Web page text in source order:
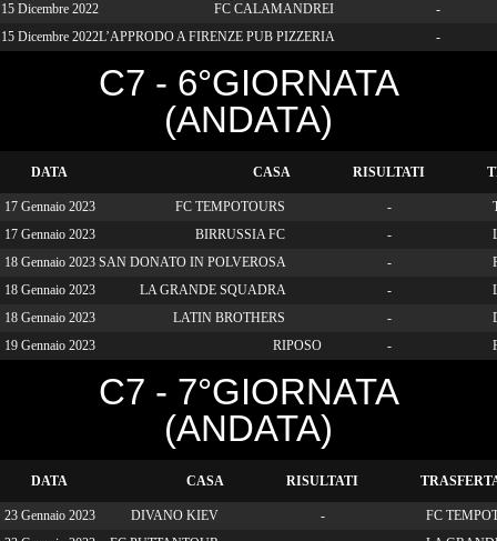
15 Dicembre 2022
FC CALAMANDREI
-
15 Dicembre 2022L’APPRODO A FIRENZE PUB PIZZERIA -
C7 - 6°GIORNATA
(ANDATA)
DATA CASA RISULTATI
17 Gennaio 2023 FC TEMPOTOURS -
17 Gennaio 2023
BIRRUSSIA FC -
18 Gennaio 2023 SAN DONATO IN POLVEROSA -
18 Gennaio 2023
LA GRANDE SQUADRA -
18 Gennaio 2023
LATIN BROTHERS -
19 Gennaio 2023
RIPOSO -
C7 - 7°GIORNATA
(ANDATA)
DATA CASA RISULTATI
23 Gennaio 2023 DIVANO KIEV -
FC